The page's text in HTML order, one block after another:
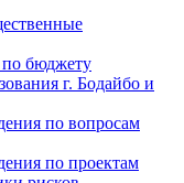
бюджету
г. Бодайбо и
по вопросам
по проектам